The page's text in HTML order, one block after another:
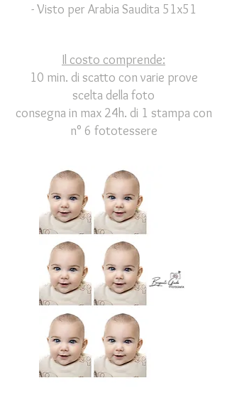
- Visto per Arabia Saudita 51x51
Il costo comprende:
10 min. di scatto con varie prove
scelta della foto
consegna in max 24h. di 1 stampa con
n° 6 fototessere